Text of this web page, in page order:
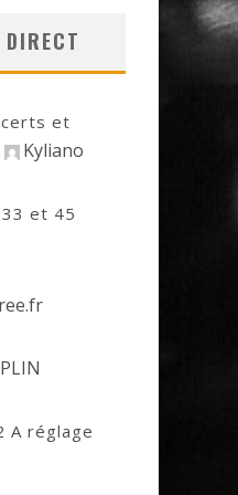
et
Kyliano
et 45
A réglage